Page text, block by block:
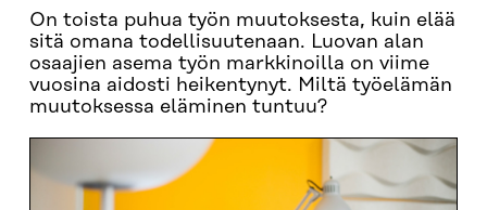
On toista puhua työn muutoksesta, kuin elää
sitä omana todellisuutenaan. Luovan alan
osaajien asema työn markkinoilla on viime
vuosina aidosti heikentynyt. Miltä työelämän
muutoksessa eläminen tuntuu?